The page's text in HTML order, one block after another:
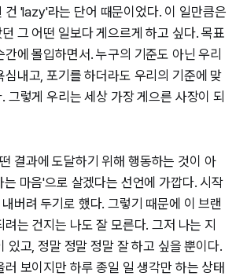
건 'lazy'라는 단어 때문이었다. 이 일만큼은
그 어떤 일보다 게으르게 하고 싶다. 목표
간에 몰입하면서. 누구의 기준도 아닌 우리
심내고, 포기를 하더라도 우리의 기준에 맞
그렇게 우리는 세상 가장 게으른 사장이 되
결과에 도달하기 위해 행동하는 것이 아
는 마음'으로 살겠다는 선언에 가깝다. 시작
버려 두기로 했다. 그렇기 때문에 이 브랜
려는 건지는 나도 잘 모른다. 그저 나는 지
있고, 정말 정말 정말 잘 하고 싶을 뿐이다.
러 보이지만 하루 종일 일 생각만 하는 상태